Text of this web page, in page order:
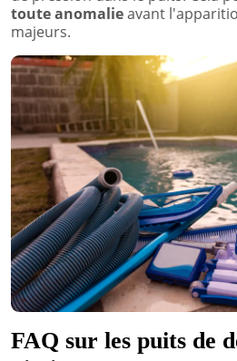
toute anomalieavant
majeurs.
FAQ sur les puits de